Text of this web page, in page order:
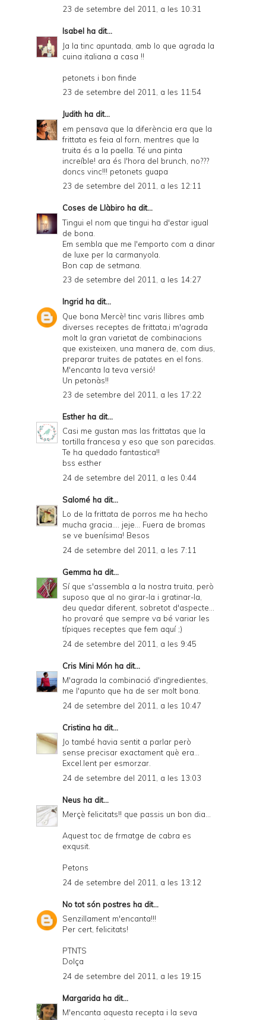
23 de setembre del 2011, a les 10:31
Isabel ha dit...
Ja la tinc apuntada, amb lo que agrada la
cuina italiana a casa !!
petonets i bon finde
23 de setembre del 2011, a les 11:54
Judith ha dit...
em pensava que la diferència era que la
frittata es feia al forn, mentres que la
truita és a la paella. Té una pinta
increíble! ara és l'hora del brunch, no???
doncs vinc!!! petonets guapa
23 de setembre del 2011, a les 12:11
Coses de Llàbiro ha dit...
Tingui el nom que tingui ha d'estar igual
de bona.
Em sembla que me l'emporto com a dinar
de luxe per la carmanyola.
Bon cap de setmana.
23 de setembre del 2011, a les 14:27
Ingrid ha dit...
Que bona Mercè! tinc varis llibres amb
diverses receptes de frittata,i m'agrada
molt la gran varietat de combinacions
que existeixen, una manera de, com dius,
preparar truites de patates en el fons.
M'encanta la teva versió!
Un petonàs!!
23 de setembre del 2011, a les 17:22
Esther ha dit...
Casi me gustan mas las frittatas que la
tortilla francesa y eso que son parecidas.
Te ha quedado fantastica!!
bss esther
24 de setembre del 2011, a les 0:44
Salomé ha dit...
Lo de la frittata de porros me ha hecho
mucha gracia.... jeje... Fuera de bromas
se ve buenísima! Besos
24 de setembre del 2011, a les 7:11
Gemma ha dit...
Sí que s'assembla a la nostra truita, però
suposo que al no girar-la i gratinar-la,
deu quedar diferent, sobretot d'aspecte...
ho provaré que sempre va bé variar les
típiques receptes que fem aquí ;)
24 de setembre del 2011, a les 9:45
Cris Mini Món ha dit...
M'agrada la combinació d'ingredientes,
me l'apunto que ha de ser molt bona.
24 de setembre del 2011, a les 10:47
Cristina ha dit...
Jo també havia sentit a parlar però
sense precisar exactament què era...
Excel.lent per esmorzar.
24 de setembre del 2011, a les 13:03
Neus ha dit...
Merçè felicitats!! que passis un bon dia...
Aquest toc de frmatge de cabra es
exqusit.
Petons
24 de setembre del 2011, a les 13:12
No tot són postres ha dit...
Senzillament m'encanta!!!
Per cert, felicitats!
PTNTS
Dolça
24 de setembre del 2011, a les 19:15
Margarida ha dit...
M'encanta aquesta recepta i la seva